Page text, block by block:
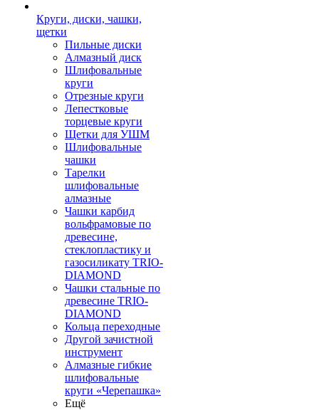
Круги, диски, чашки,
щетки
Пильные диски
Алмазный диск
Шлифовальные
круги
Отрезные круги
Лепестковые
торцевые круги
Щетки для УШМ
Шлифовальные
чашки
Тарелки
шлифовальные
алмазные
Чашки карбид
вольфрамовые по
древесине,
стеклопластику и
газосиликату TRIO-
DIAMOND
Чашки стальные по
древесине TRIO-
DIAMOND
Кольца переходные
Другой зачистной
инструмент
Алмазные гибкие
шлифовальные
круги «Черепашка»
Ещё